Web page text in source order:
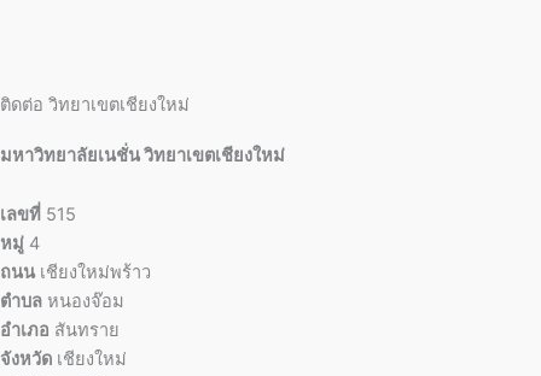
ติดต่อ วิทยาเขตเชียงใหม่
มหาวิทยาลัยเนชั่น วิทยาเขตเชียงใหม่
เลขที่ 515
หมู่ 4
ถนน เชียงใหม่พร้าว
ตำบล หนองจ๊อม
อำเภอ สันทราย
จังหวัด เชียงใหม่